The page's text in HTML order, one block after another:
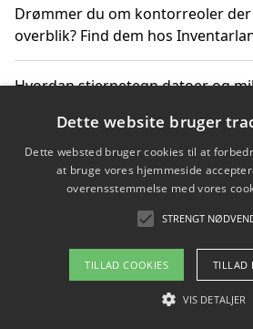
Drømmer du om kontorreoler
overblik? Find dem hos
Hvordan stjernetegn datoer og
Bæredygtige gadgets til en
Om / kontakt
Blog
Dette website bruger
Dette websted bruger cookies til at
at bruge vores hjemmeside
overensstemmelse med vores
STRENGT
TILLAD COOKIES TILLAD
VIS DETALJER